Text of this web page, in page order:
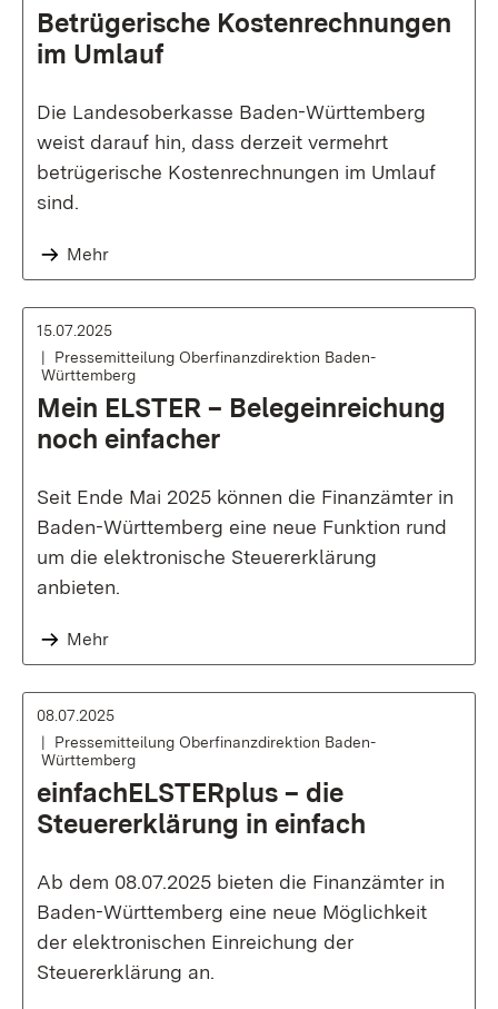
Betrügerische Kostenrechnungen
im Umlauf
Die Landesoberkasse Baden-Württemberg
weist darauf hin, dass derzeit vermehrt
betrügerische Kostenrechnungen im Umlauf
sind.
Mehr
15.07.2025
Pressemitteilung Oberfinanzdirektion Baden-
Württemberg
Mein ELSTER – Belegeinreichung
noch einfacher
Seit Ende Mai 2025 können die Finanzämter in
Baden-Württemberg eine neue Funktion rund
um die elektronische Steuererklärung
anbieten.
Mehr
08.07.2025
Pressemitteilung Oberfinanzdirektion Baden-
Württemberg
einfachELSTERplus – die
Steuererklärung in einfach
Ab dem 08.07.2025 bieten die Finanzämter in
Baden-Württemberg eine neue Möglichkeit
der elektronischen Einreichung der
Steuererklärung an.